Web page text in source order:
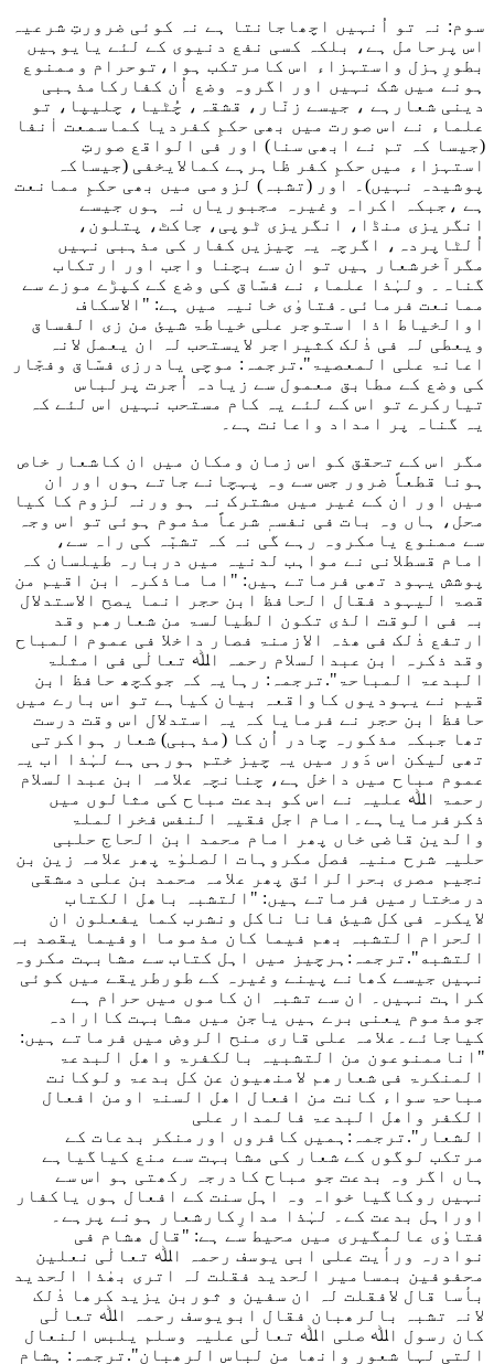
سوم: نہ تو اُنہیں اچھاجانتا ہے نہ کوئی ضرورتِ شرعیہ
اس پرحامل ہے، بلکہ کسی نفع دنیوی کے لئے یایوہیں
بطورِہزل واستہزاء اس کامرتکب ہوا،توحرام وممنوع
ہونے میں شک نہیں اور اگروہ وضع اُن کفارکامذہبی
دینی شعارہے ، جیسے زنّار، قشقہ، چُٹیا، چلیپا، تو
علماء نے اس صورت میں بھی حکمِ کفردیا کماسمعت اٰنفا
(جیسا کہ تم نے ابھی سنا) اور فی الواقع صورتِ
استہزاء میں حکمِ کفر ظاہرہے کمالایخفی (جیساکہ
پوشیدہ نہیں)۔ اور (تشبہ) لزومی میں بھی حکمِ ممانعت
ہے ،جبکہ اکراہ وغیرہ مجبوریاں نہ ہوں جیسے
انگریزی منڈا، انگریزی ٹوپی، جاکٹ، پتلون،
اُلٹاپردہ، اگرچہ یہ چیزیں کفار کی مذہبی نہیں
مگرآخرشعار ہیں تو ان سے بچنا واجب اور ارتکاب
گناہ۔ ولہٰذا علماء نے فسّاق کی وضع کے کپڑے موزے سے
ممانعت فرمائی۔فتاوٰی خانیہ میں ہے: "الاسکاف
اوالخیاط اذا استوجر علی خیاطۃ شیئ من زی الفساق
ویعطی لہ فی ذٰلک کثیراجر لایستحب لہ ان یعمل لانہ
اعانۃ علی المعصیۃ".ترجمہ: موچی یادرزی فسّاق وفجّار
کی وضع کے مطابق معمول سے زیادہ اُجرت پرلباس
تیارکرے تو اس کے لئے یہ کام مستحب نہیں اس لئے کہ
یہ گناہ پر امداد واعانت ہے۔
مگر اس کے تحقق کو اس زمان ومکان میں ان کاشعار خاص
ہونا قطعاً ضرور جس سے وہ پہچانے جاتے ہوں اور ان
میں اور ان کے غیر میں مشترک نہ ہو ورنہ لزوم کا کیا
محل، ہاں وہ بات فی نفسہٖ شرعاً مذموم ہوئی تو اس وجہ
سے ممنوع یامکروہ رہے گی نہ کہ تشبّہ کی راہ سے،
‎امام قسطلانی نے مواہب لدنیہ میں دربارہ طیلسان کہ
پوشش یہود تھی فرماتے ہیں: "اما ماذکرہ ابن اقیم من
قصۃ الیہود فقال الحافظ ابن حجر انما یصح الاستدلال
بہ فی الوقت الذی تکون الطیالسۃ من شعارھم وقد
ارتفع ذٰلک فی ھذہ الازمنۃ فصار داخلا فی عموم المباح
وقد ذکرہ ابن عبدالسلام رحمہ اﷲ تعالٰی فی امثلۃ
البدعۃ المباحۃ".ترجمہ: رہایہ کہ جوکچھ حافظ ابن
قیم نے یہودیوں کاواقعہ بیان کیاہے تو اس بارے میں
حافظ ابن حجر نے فرمایا کہ یہ استدلال اس وقت درست
تھا جبکہ مذکورہ چادر اُن کا (مذہبی) شعار ہواکرتی
تھی لیکن اس دَور میں یہ چیز ختم ہورہی ہے لہٰذا اب یہ
عموم مباح میں داخل ہے، چنانچہ علامہ ابن عبدالسلام
رحمۃ اﷲ علیہ نے اس کو بدعت مباح کی مثالوں میں
ذکرفرمایاہے۔امام اجل فقیہ النفس فخرالملۃ
والدین قاضی خاں پھر امام محمد ابن الحاج حلبی
حلیہ شرح منیہ فصل مکروہات الصلوٰۃ پھر علامہ زین بن
نجیم مصری بحرالرائق پھر علامہ محمد بن علی دمشقی
درمختارمیں فرماتے ہیں: "التشبہ باھل الکتاب
لایکرہ فی کل شیئ فانا ناکل ونشرب کما یفعلون ان
الحرام التشبہ بھم فیما کان مذموما اوفیما یقصد بہ
التشبه".ترجمہ:ہرچیز میں اہل کتاب سے مشابہت مکروہ
نہیں جیسے کھانے پینے وغیرہ کے طورطریقے میں کوئی
کراہت نہیں۔ ان سے تشبہ ان کاموں میں حرام ہے
جومذموم یعنی برے ہیں یاجن میں مشابہت کاارادہ
کیاجائے۔علامہ علی قاری منح الروض میں فرماتے ہیں:
"اناممنوعون من التشبیہ بالکفرۃ واھل البدعۃ
المنکرۃ فی شعارھم لامنھیون عن کل بدعۃ ولوکانت
مباحۃ سواء کانت من افعال اھل السنۃ اومن افعال
الکفر واھل البدعۃ فالمدار علی
الشعار".ترجمہ:ہمیں کافروں اورمنکر بدعات کے
مرتکب لوگوں کے شعار کی مشابہت سے منع کیاگیاہے
ہاں اگر وہ بدعت جو مباح کادرجہ رکھتی ہو اس سے
نہیں روکاگیا خواہ وہ اہل سنت کے افعال ہوں یاکفار
اوراہل بدعت کے۔ لہٰذا مدارِکارشعار ہونے پرہے۔
فتاوٰی عالمگیری میں محیط سے ہے: "قال ھشام فی
نوادرہ ورأیت علی ابی یوسف رحمہ اﷲ تعالٰی نعلین
محفوفین بمسامیر الحدید فقلت لہ اتری بھٰذا الحدید
بأسا قال لافقلت لہ ان سفین و ثوربن یزید کرھا ذٰلک
لانہ تشبہ بالرھبان فقال ابویوسف رحمہ اﷲ تعالٰی
کان رسول اﷲ صلی اﷲ تعالٰی علیہ وسلم یلبس النعال
التی لہا شعور وانھا من لباس الرھبان".ترجمہ: ہشام